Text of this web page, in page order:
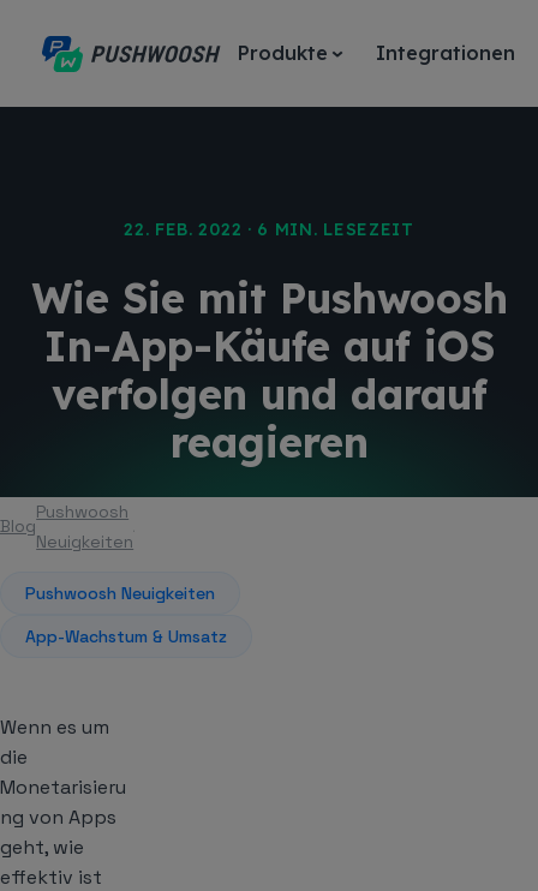
Produkte Integrationen
22. FEB. 2022 · 6 MIN. LESEZEIT
Wie Sie mit Pushwoosh
In-App-Käufe auf iOS
verfolgen und darauf
reagieren
Blog
Pushwoosh
Neuigkeiten
Pushwoosh Neuigkeiten
App-Wachstum & Umsatz
Wenn es um
die
Monetarisieru
ng von Apps
geht, wie
effektiv ist